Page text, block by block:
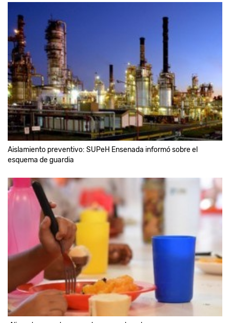
Aislamiento preventivo: SUPeH Ensenada informó sobre el
esquema de guardia